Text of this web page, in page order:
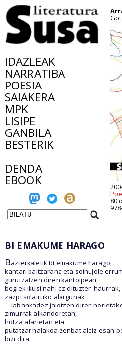
IDAZLEAK
NARRATIBA
POESIA
SAIAKERA
MPK
LISIPE
GANBILA
BESTERIK
DENDA
EBOOK
80
BI EMAKUME HARAGO
Bazterkaletik bi emakume harago,
kantari baltzarana eta soinujole
gurutzatzen diren kantoipean,
begiek ikusi nahi ez dituzten haurrak,
zazpi solairuko alargunak
—labankadez jaiotzen diren
zimurrak alkandoretan,
hotza afarietan eta
putatzar halakoa zenbat aldiz esan
bizi dira.